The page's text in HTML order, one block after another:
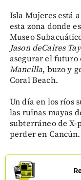
Isla Mujeres está
esta zona donde
Museo
Jason deCaires
asegurar el futuro
Mancilla, buzo y
Coral Beach.
Un día en los ríos
las ruinas mayas
subterráneo de X-
perder en Cancún.